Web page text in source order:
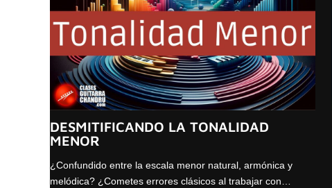
DESMITIFICANDO LA TONALIDAD
MENOR
¿Confundido entre la escala menor natural, armónica y
melódica? ¿Cometes errores clásicos al trabajar con…